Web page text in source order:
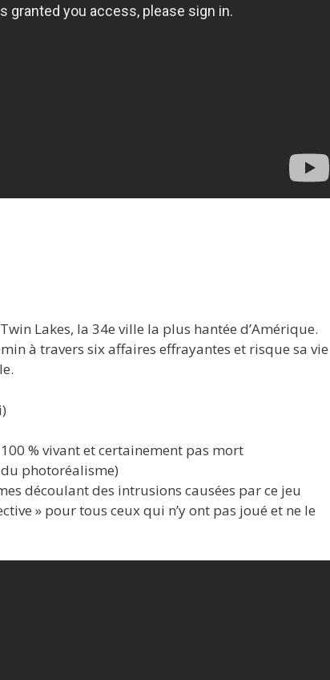
Lakes, la 34e ville la plus hantée d’Amérique.
à travers six affaires effrayantes et risque sa vie
% vivant et certainement pas mort
photoréalisme)
découlant des intrusions causées par ce jeu
» pour tous ceux qui n’y ont pas joué et ne le